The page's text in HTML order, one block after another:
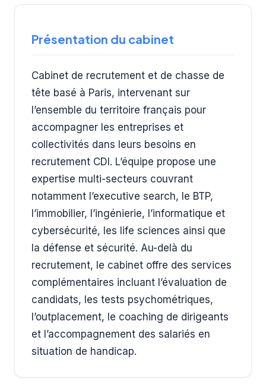
Présentation du cabinet
Cabinet de recrutement et de chasse de
tête basé à Paris, intervenant sur
l’ensemble du territoire français pour
accompagner les entreprises et
collectivités dans leurs besoins en
recrutement CDI. L’équipe propose une
expertise multi-secteurs couvrant
notamment l’executive search, le BTP,
l’immobilier, l’ingénierie, l’informatique et
cybersécurité, les life sciences ainsi que
la défense et sécurité. Au-delà du
recrutement, le cabinet offre des services
complémentaires incluant l’évaluation de
candidats, les tests psychométriques,
l’outplacement, le coaching de dirigeants
et l’accompagnement des salariés en
situation de handicap.